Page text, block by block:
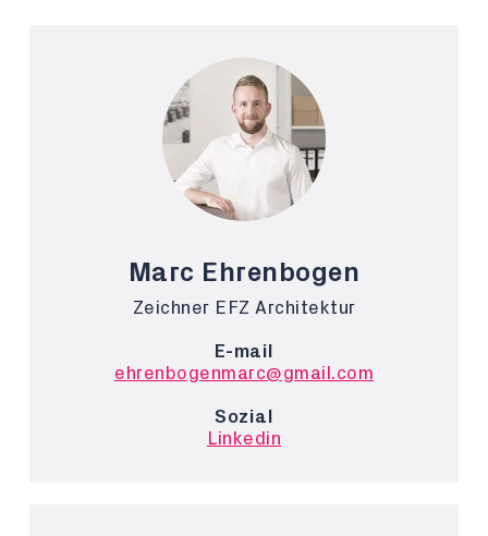
Marc Ehrenbogen
Zeichner EFZ Architektur
E-mail
ehrenbogenmarc@gmail.com
Sozial
Linkedin